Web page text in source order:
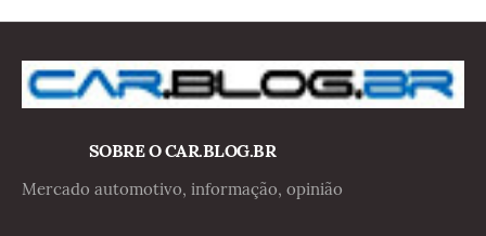
SOBRE O CAR.BLOG.BR
Mercado automotivo, informação, opinião